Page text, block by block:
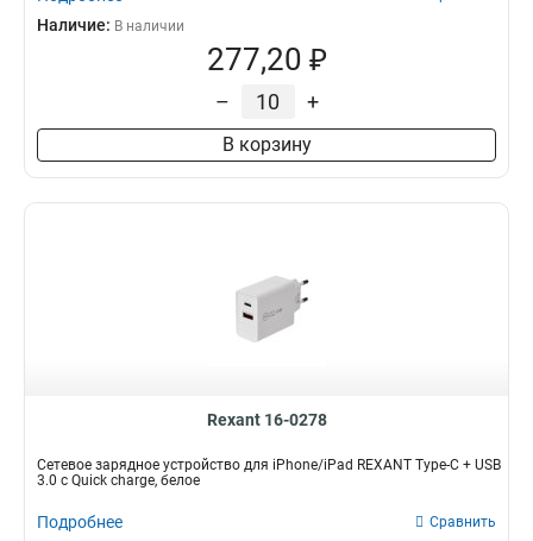
Наличие: В наличии
277,20 ₽
– +
В корзину
Rexant 16-0278
Сетевое зарядное устройство для iPhone/iPad REXANT Type-C + USB
3.0 с Quick charge, белое
Подробнее Сравнить